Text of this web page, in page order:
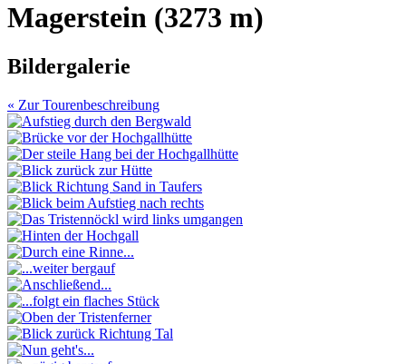
Magerstein (3273 m)
Bildergalerie
« Zur Tourenbeschreibung